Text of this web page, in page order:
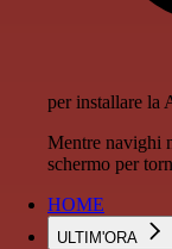
per installare la
Mentre navighi
schermo per
HOME
ULTIM'ORA